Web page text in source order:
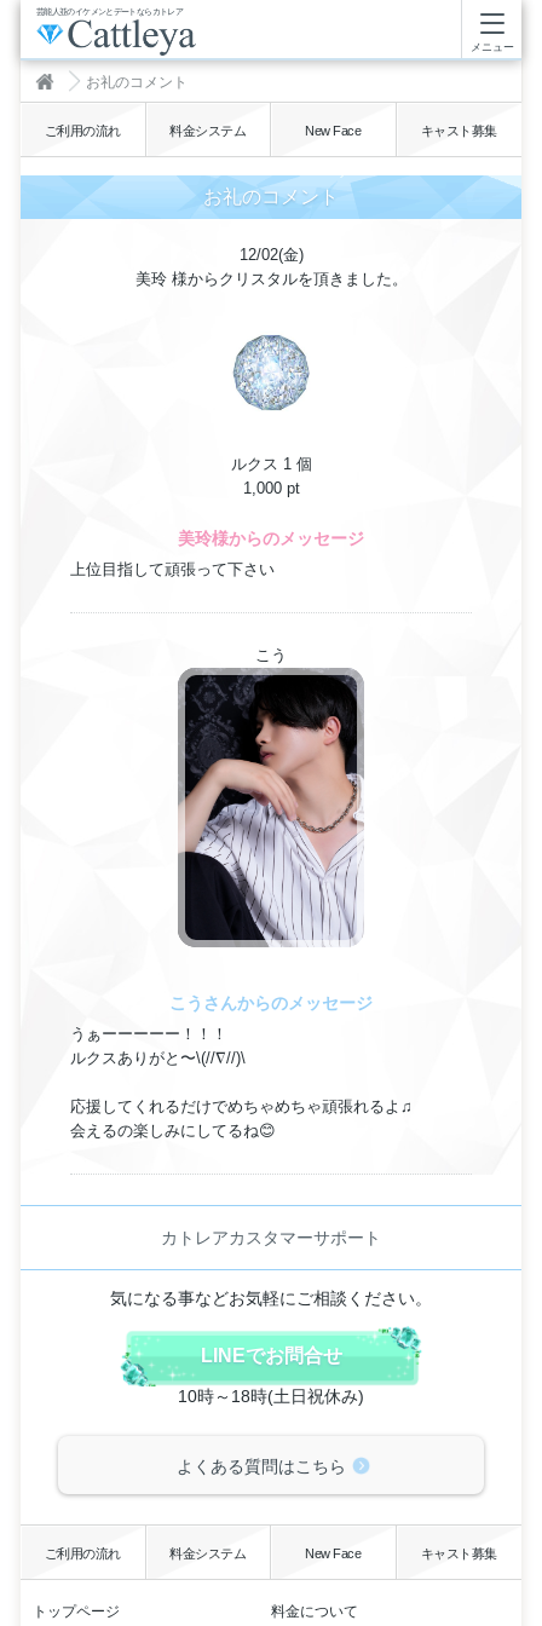
芸能人並のイケメンとデートならカトレア
メニュー
お礼のコメント
ご利用の流れ 料金システム New Face キャスト募集
お礼のコメント
12/02(金)
美玲 様からクリスタルを頂きました。
ルクス 1 個
1,000 pt
美玲様からのメッセージ
上位目指して頑張って下さい
こう
こうさんからのメッセージ
うぁーーーーー！！！
ルクスありがと〜\(//∇//)\
応援してくれるだけでめちゃめちゃ頑張れるよ♫
会えるの楽しみにしてるね😊
カトレアカスタマーサポート
気になる事などお気軽にご相談ください。
LINEでお問合せ
10時～18時(土日祝休み)
よくある質問はこちら
ご利用の流れ 料金システム New Face キャスト募集
トップページ 料金について